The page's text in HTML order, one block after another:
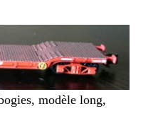
modèle long,